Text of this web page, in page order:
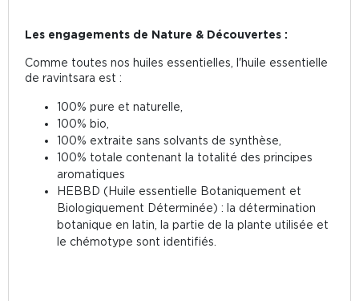
Les engagements de Nature & Découvertes :
Comme toutes nos huiles essentielles, l'huile essentielle
de ravintsara est :
100% pure et naturelle,
100% bio,
100% extraite sans solvants de synthèse,
100% totale contenant la totalité des principes
aromatiques
HEBBD (Huile essentielle Botaniquement et
Biologiquement Déterminée) : la détermination
botanique en latin, la partie de la plante utilisée et
le chémotype sont identifiés.